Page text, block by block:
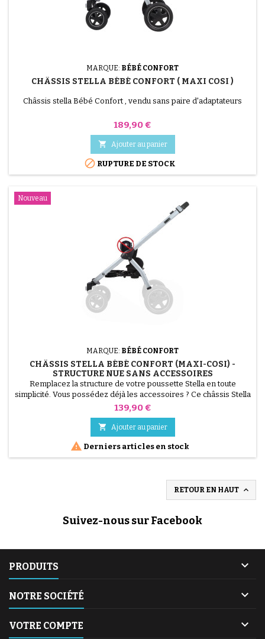
(1 avis)
MARQUE: BÉBÉ CONFORT
CHÂSSIS STELLA BÉBÉ CONFORT ( MAXI COSI )
Châssis stella Bébé Confort , vendu sans paire d'adaptateurs
Prix
189,90 €
 Ajouter au panier
 RUPTURE DE STOCK
Nouveau
MARQUE: BÉBÉ CONFORT
CHÂSSIS STELLA BÉBÉ CONFORT (MAXI-COSI) -
STRUCTURE NUE SANS ACCESSOIRES
Remplacez la structure de votre poussette Stella en toute
simplicité. Vous possédez déjà les accessoires ? Ce châssis Stella
Bébé Confort (Maxi-Cosi) d'origine est vendu nu. C'est la solution
économique pour redonner une seconde jeunesse à votre
poussette si votre cadre actuel est endommagé. Châssis
d'origine Bébé Confort / Maxi-Cosi. Vendu sans hamac,...
Prix
139,90 €
 Ajouter au panier
 Derniers articles en stock
RETOUR EN HAUT 
Suivez-nous sur Facebook
PRODUITS 
NOTRE SOCIÉTÉ 
VOTRE COMPTE 